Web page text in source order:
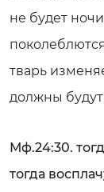
не будет
тварь
должны будут
Мф.24:30.
тогда